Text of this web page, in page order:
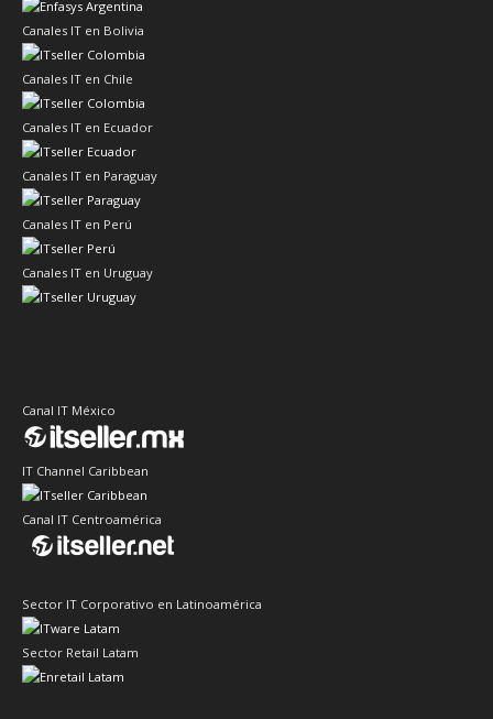
Canales IT en Bolivia
Canales IT en Chile
Canales IT en Ecuador
Canales IT en Paraguay
Canales IT en Perú
Canales IT en Uruguay
Canal IT México
IT Channel Caribbean
Canal IT Centroamérica
Sector IT Corporativo en Latinoamérica
Sector Retail Latam